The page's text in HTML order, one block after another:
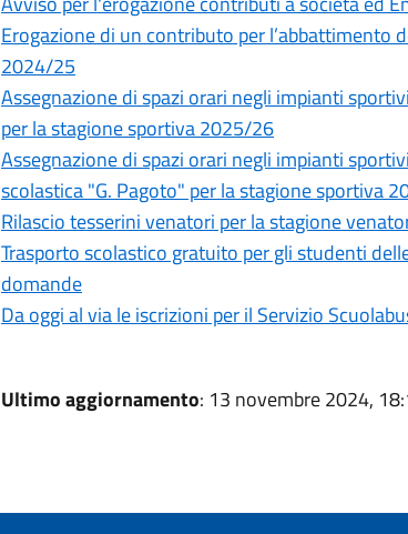
Erogazione di un contributo per l’abbattimento
2024/25
Assegnazione di spazi orari negli impianti
per la stagione sportiva 2025/26
Assegnazione di spazi orari negli impianti
scolastica "G. Pagoto" per la stagione sportiva
Rilascio tesserini venatori per la stagione
Trasporto scolastico gratuito per gli studenti
domande
Da oggi al via le iscrizioni per il Servizio
Ultimo aggiornamento: 13 novembre 2024,